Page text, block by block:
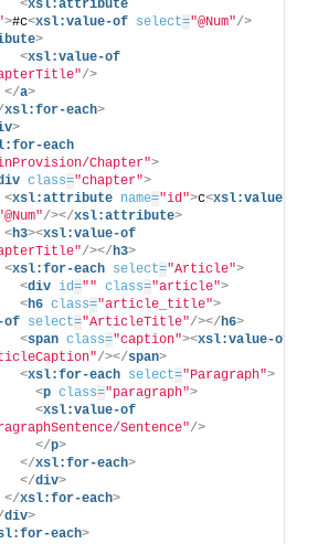
<xsl:attribute
>#c<xsl:value-of select="@Num"/>
>
<xsl:value-of
/>
</a>
xsl:for-each>
>
each
Chapter">
class="chapter">
<xsl:attribute name="id">c<xsl:value-
/></xsl:attribute>
<h3><xsl:value-of
/></h3>
<xsl:for-each select="Article">
<div id="" class="article">
<h6 class="article_title">
of select="ArticleTitle"/></h6>
<span class="caption"><xsl:value-of
/></span>
<xsl:for-each select="Paragraph">
<p class="paragraph">
<xsl:value-of
Sentence"/>
</p>
</xsl:for-each>
</div>
</xsl:for-each>
div>
each>